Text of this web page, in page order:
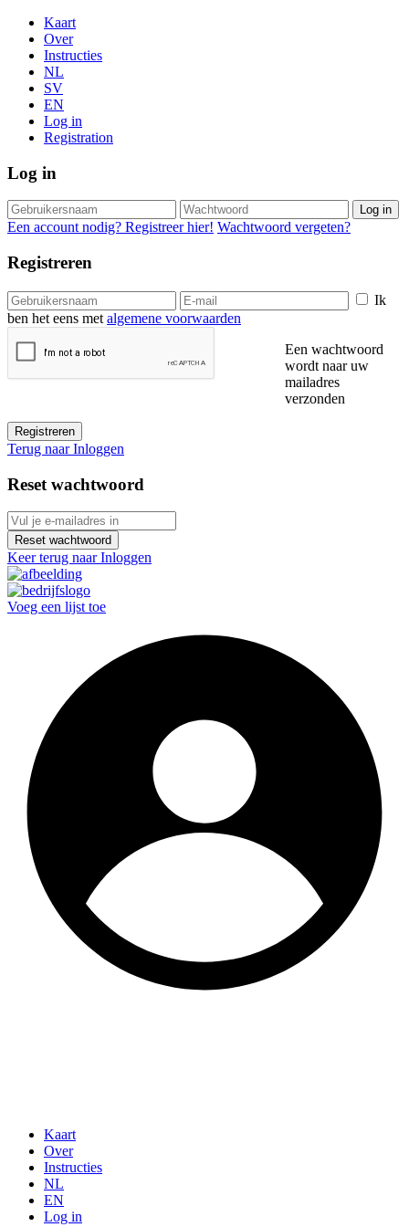
Kaart
Over
Instructies
NL
SV
EN
Log in
Registration
Log in
Log in
Een account nodig? Registreer hier! Wachtwoord vergeten?
Registreren
Ik
ben het eens met algemene voorwaarden
Een wachtwoord
wordt naar uw
mailadres
verzonden
Registreren
Terug naar Inloggen
Reset wachtwoord
Reset wachtwoord
Keer terug naar Inloggen
Voeg een lijst toe
Kaart
Over
Instructies
NL
EN
Log in